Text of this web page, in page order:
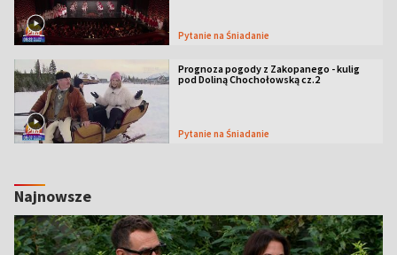
Pytanie na Śniadanie
Prognoza pogody z Zakopanego - kulig
pod Doliną Chochołowską cz.2
Pytanie na Śniadanie
Najnowsze